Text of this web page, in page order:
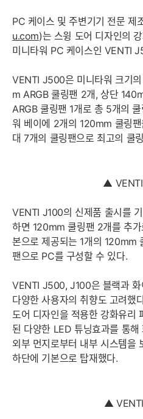
PC 케이스 및 주변기기 전문 제
u.com)는 스윙 도어 디자인의
미니타워 PC 케이스인 VENTI
VENTI J500은 미니타워 크기
m ARGB 쿨링팬 2개, 상단
ARGB 쿨링팬 1개로 총 5개의
워 베이에 2개의 120mm 쿨링
대 7개의 쿨링팬으로 최고의 쿨
▲
VENTI J100의 신제품 출시를
하면 120mm 쿨링팬 2개를 추가
본으로 제공되는 1개의 120mm
팬으로 PC를 구성할 수 있다.
VENTI J500, J100은 블랙과 화
다양한 사용자의 취향도 고려했
도어 디자인을 적용한 강화유리
된 다양한 LED 튜닝효과를 통
외부 먼지로부터 내부 시스템을
하단에 기본으로 탑재했다.
▲